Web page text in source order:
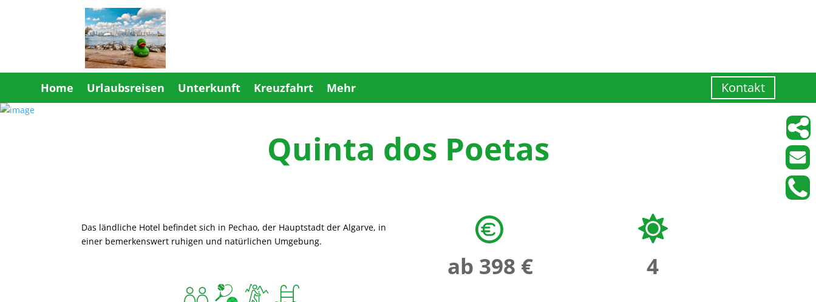
Home Urlaubsreisen Unterkunft Kreuzfahrt Mehr Kontakt
Quinta dos Poetas
Das ländliche Hotel befindet sich in Pechao, der Hauptstadt der Algarve, in
einer bemerkenswert ruhigen und natürlichen Umgebung.
ab 398 € 4